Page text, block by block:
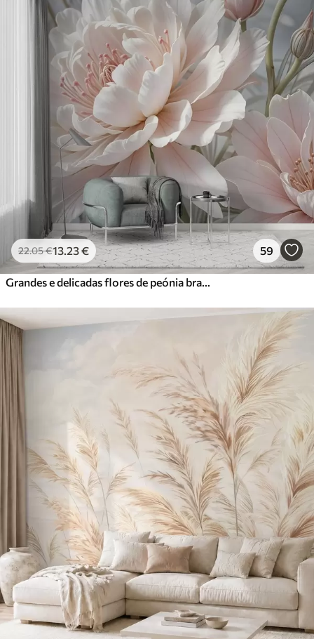
22.05€13 .23€ 59